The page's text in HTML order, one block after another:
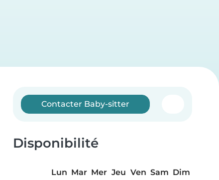
Contacter Baby-sitter
Disponibilité
Lun Mar Mer Jeu Ven Sam Dim